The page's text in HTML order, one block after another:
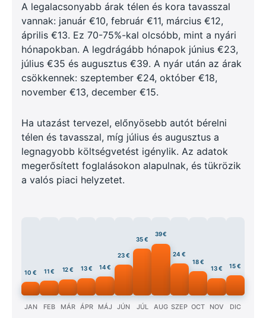
A legalacsonyabb árak télen és kora tavasszal
vannak: január €10, február €11, március €12,
április €13. Ez 70-75%-kal olcsóbb, mint a nyári
hónapokban. A legdrágább hónapok június €23,
július €35 és augusztus €39. A nyár után az árak
csökkennek: szeptember €24, október €18,
november €13, december €15.
Ha utazást tervezel, előnyösebb autót bérelni
télen és tavasszal, míg július és augusztus a
legnagyobb költségvetést igénylik. Az adatok
megerősített foglalásokon alapulnak, és tükrözik
a valós piaci helyzetet.
10 €
JAN
11 €
FEB
12 €
MÁR
13 €
ÁPR
14 €
MÁJ
23 €
JÚN
35 €
JÚL
39 €
AUG
24 €
SZEP
18 €
OCT
13 €
NOV
15 €
DIC